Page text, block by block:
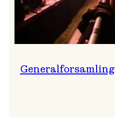
Generalforsamling